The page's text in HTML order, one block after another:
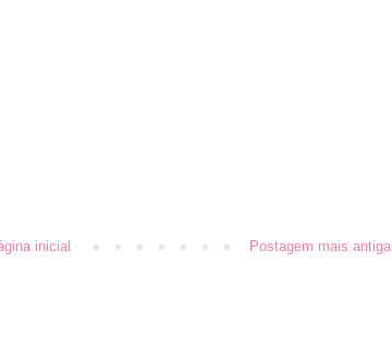
Postagem mais antiga
inicial